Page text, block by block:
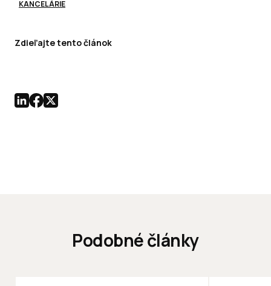
KANCELÁRIE
Zdieľajte tento článok
Podobné články